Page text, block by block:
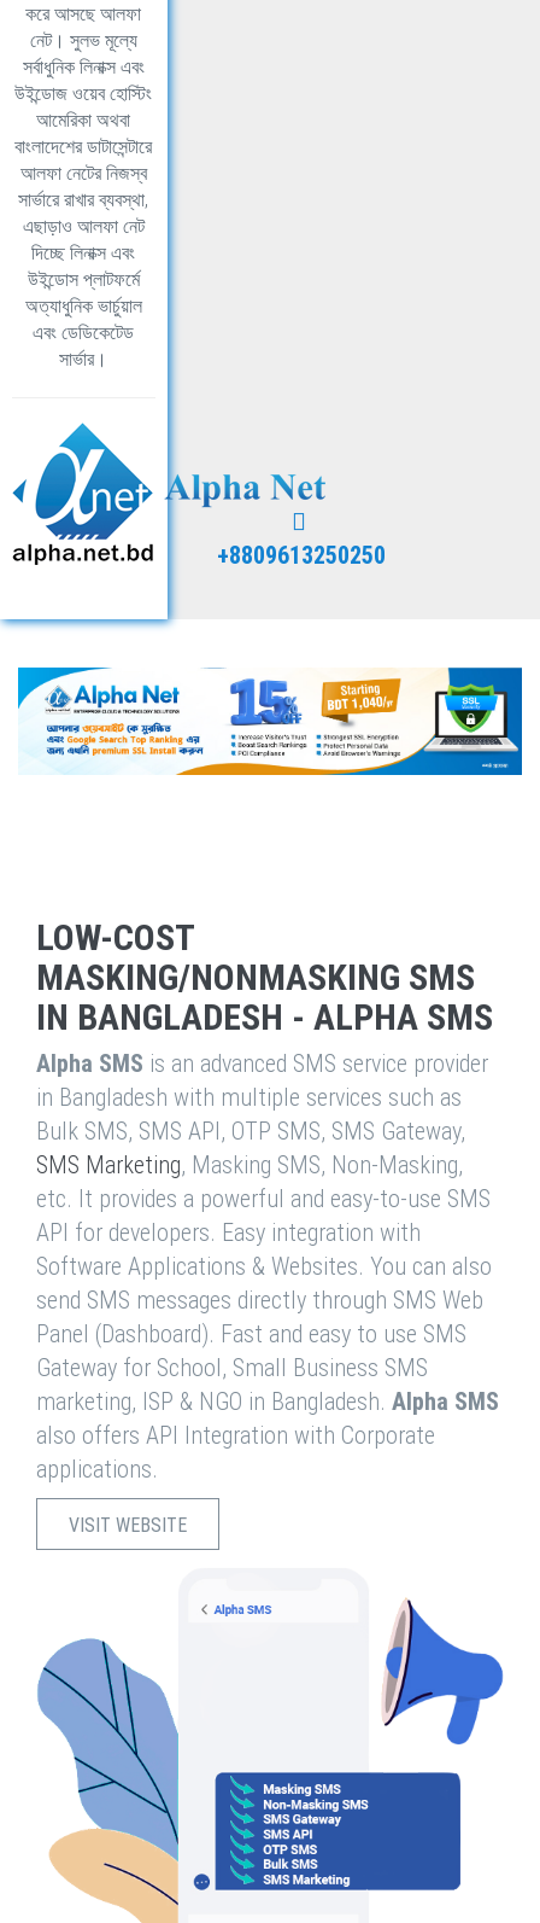
করে আসছে আলফা
নেট। সুলভ মূল্যে
সর্বাধুনিক লিনাক্স এবং
উইন্ডোজ ওয়েব হোস্টিং
আমেরিকা অথবা
বাংলাদেশের ডাটাসেন্টারে
আলফা নেটের নিজস্ব
সার্ভারে রাখার ব্যবস্থা,
এছাড়াও আলফা নেট
দিচ্ছে লিনাক্স এবং
উইন্ডোস প্লাটফর্মে
অত্যাধুনিক ভার্চুয়াল
এবং ডেডিকেটেড
সার্ভার।
+8809613250250
LOW-COST
MASKING/NONMASKING SMS
IN BANGLADESH - ALPHA SMS
Alpha SMS is an advanced SMS service provider
in Bangladesh with multiple services such as
Bulk SMS, SMS API, OTP SMS, SMS Gateway,
SMS Marketing, Masking SMS, Non-Masking,
etc. It provides a powerful and easy-to-use SMS
API for developers. Easy integration with
Software Applications & Websites. You can also
send SMS messages directly through SMS Web
Panel (Dashboard). Fast and easy to use SMS
Gateway for School, Small Business SMS
marketing, ISP & NGO in Bangladesh. Alpha SMS
also offers API Integration with Corporate
applications.
VISIT WEBSITE